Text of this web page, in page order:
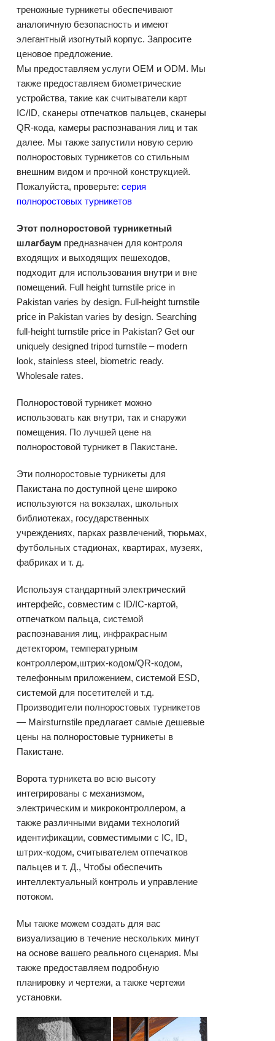
треножные турникеты обеспечивают
аналогичную безопасность и имеют
элегантный изогнутый корпус. Запросите
ценовое предложение.
Мы предоставляем услуги OEM и ODM. Мы
также предоставляем биометрические
устройства, такие как считыватели карт
IC/ID, сканеры отпечатков пальцев, сканеры
QR-кода, камеры распознавания лиц и так
далее. Мы также запустили новую серию
полноростовых турникетов со стильным
внешним видом и прочной конструкцией.
Пожалуйста, проверьте: серия
полноростовых турникетов
Этот полноростовой турникетный
шлагбаум предназначен для контроля
входящих и выходящих пешеходов,
подходит для использования внутри и вне
помещений. Full height turnstile price in
Pakistan varies by design. Full-height turnstile
price in Pakistan varies by design. Searching
full-height turnstile price in Pakistan? Get our
uniquely designed tripod turnstile – modern
look, stainless steel, biometric ready.
Wholesale rates.
Полноростовой турникет можно
использовать как внутри, так и снаружи
помещения. По лучшей цене на
полноростовой турникет в Пакистане.
Эти полноростовые турникеты для
Пакистана по доступной цене широко
используются на вокзалах, школьных
библиотеках, государственных
учреждениях, парках развлечений, тюрьмах,
футбольных стадионах, квартирах, музеях,
фабриках и т. д.
Используя стандартный электрический
интерфейс, совместим с ID/IC-картой,
отпечатком пальца, системой
распознавания лиц, инфракрасным
детектором, температурным
контроллером,штрих-кодом/QR-кодом,
телефонным приложением, системой ESD,
системой для посетителей и т.д.
Производители полноростовых турникетов
— Mairsturnstile предлагает самые дешевые
цены на полноростовые турникеты в
Пакистане.
Ворота турникета во всю высоту
интегрированы с механизмом,
электрическим и микроконтроллером, а
также различными видами технологий
идентификации, совместимыми с IC, ID,
штрих-кодом, считывателем отпечатков
пальцев и т. Д., Чтобы обеспечить
интеллектуальный контроль и управление
потоком.
Мы также можем создать для вас
визуализацию в течение нескольких минут
на основе вашего реального сценария. Мы
также предоставляем подробную
планировку и чертежи, а также чертежи
установки.